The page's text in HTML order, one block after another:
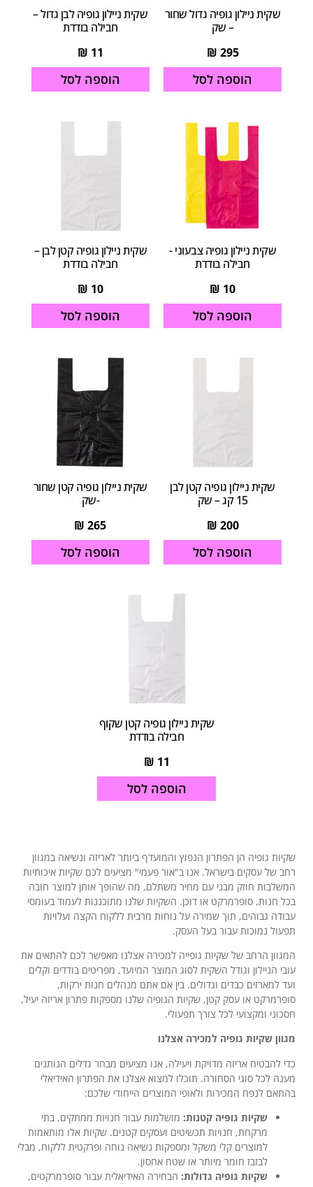
שקית ניילון גופיה גדול שחור
– שק
295
₪
הוספה לסל
שקית ניילון גופיה לבן גדול –
חבילה בודדת
11
₪
הוספה לסל
שקית ניילון גופיה צבעוני -
חבילה בודדת
10
₪
הוספה לסל
שקית ניילון גופיה קטן לבן –
חבילה בודדת
10
₪
הוספה לסל
שקית ניילון גופיה קטן לבן
15 קג – שק
200
₪
הוספה לסל
שקית ניילון גופיה קטן שחור
-שק
265
₪
הוספה לסל
שקית ניילון גופיה קטן שקוף
חבילה בודדת
11
₪
הוספה לסל
שקיות גופיה הן הפתרון הנפוץ והמועדף ביותר לאריזה ונשיאה במגוון
רחב של עסקים בישראל. אנו ב"אור פעמי" מציעים לכם שקיות איכותיות
המשלבות חוזק מבני עם מחיר משתלם, מה שהופך אותן למוצר חובה
בכל חנות, סופרמרקט או דוכן. השקיות שלנו מתוכננות לעמוד בעומסי
עבודה גבוהים, תוך שמירה על נוחות מרבית ללקוח הקצה ועלויות
תפעול נמוכות עבור בעל העסק.
המגוון הרחב של שקיות גופייה למכירה אצלנו מאפשר לכם להתאים את
עובי הניילון וגודל השקית לסוג המוצר המיועד, מפריטים בודדים וקלים
ועד למארזים כבדים וגדולים. בין אם אתם מנהלים חנות ירקות,
סופרמרקט או עסק קטן, שקיות הגופיה שלנו מספקות פתרון אריזה יעיל,
חסכוני ומקצועי לכל צורך תפעולי.
מגוון שקיות גופיה למכירה אצלנו
כדי להבטיח אריזה מדויקת ויעילה, אנו מציעים מבחר גדלים הנותנים
מענה לכל סוגי הסחורה. תוכלו למצוא אצלנו את הפתרון האידיאלי
בהתאם לנפח המכירות ולאופי המוצרים הייחודי שלכם:
שקיות גופיה קטנות: מושלמות עבור חנויות ממתקים, בתי
מרקחת, חנויות תכשיטים ועסקים קטנים. שקיות אלו מותאמות
למוצרים קלי משקל ומספקות נשיאה נוחה ופרקטית ללקוח, מבלי
לבזבז חומר מיותר או שטח אחסון.
שקיות גופיה גדולות: הבחירה האידיאלית עבור סופרמרקטים,